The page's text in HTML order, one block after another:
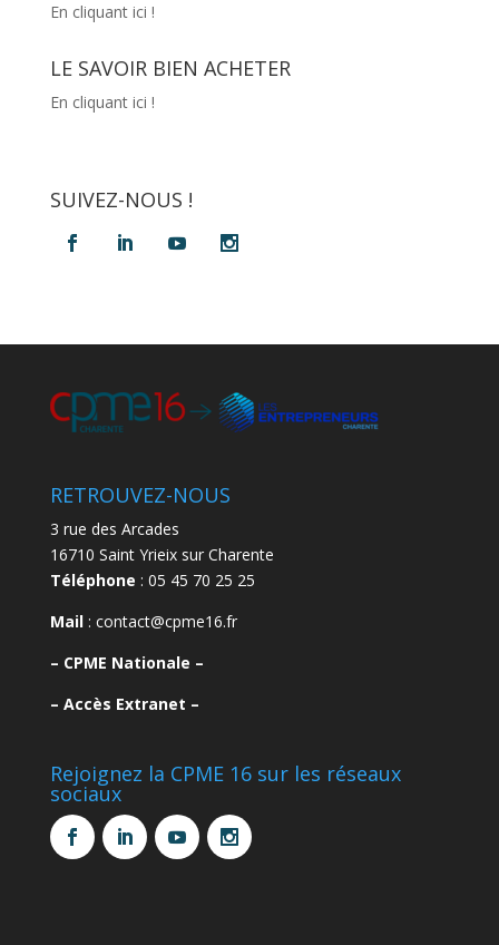
En cliquant ici !
LE SAVOIR BIEN ACHETER
En cliquant ici !
SUIVEZ-NOUS !
RETROUVEZ-NOUS
3 rue des Arcades
16710 Saint Yrieix sur Charente
Téléphone : 05 45 70 25 25
Mail: contact@cpme16.fr
– CPME Nationale –
– Accès Extranet –
Rejoignez la CPME 16 sur les réseaux
sociaux